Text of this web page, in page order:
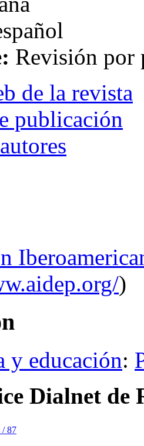
Revisión por
de la revista
publicación
)
y educación:
Dialnet de
/ 87